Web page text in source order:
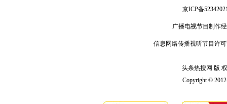
京ICP备
广播电视节目制作
信息网络传播视听节目许
头条热搜网 版
Copyright ©